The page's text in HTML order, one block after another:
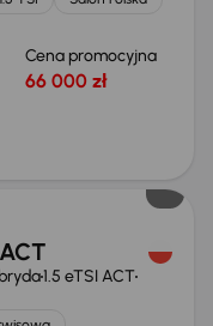
Cena promocyjna
66 000 zł
1.5 eTSI ACT